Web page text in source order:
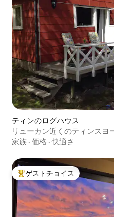
ティンのログハウス
リューカン近くのティンスヨ
家族 · 価格 ·快適さ
大好評のゲストチョイスです
ゲストチョイス